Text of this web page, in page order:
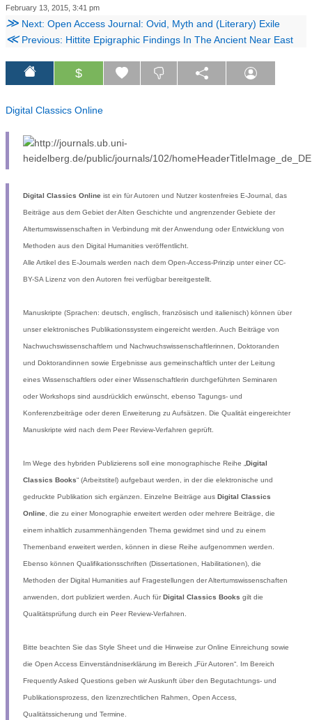
February 13, 2015, 3:41 pm
≫ Next: Open Access Journal: Ovid, Myth and (Literary) Exile
≪Previous: Hittite Epigraphic Findings In The Ancient Near East
$
Digital Classics Online
Digital Classics Online ist ein für Autoren und Nutzer kostenfreies E-Journal, das
Beiträge aus dem Gebiet der Alten Geschichte und angrenzender Gebiete der
Altertumswissenschaften in Verbindung mit der Anwendung oder Entwicklung von
Methoden aus den Digital Humanities veröffentlicht.
Alle Artikel des E-Journals werden nach dem Open-Access-Prinzip unter einer CC-
BY-SA Lizenz von den Autoren frei verfügbar bereitgestellt.
Manuskripte (Sprachen: deutsch, englisch, französisch und italienisch) können über
unser elektronisches Publikationssystem eingereicht werden. Auch Beiträge von
Nachwuchswissenschaftlern und Nachwuchswissenschaftlerinnen, Doktoranden
und Doktorandinnen sowie Ergebnisse aus gemeinschaftlich unter der Leitung
eines Wissenschaftlers oder einer Wissenschaftlerin durchgeführten Seminaren
oder Workshops sind ausdrücklich erwünscht, ebenso Tagungs- und
Konferenzbeiträge oder deren Erweiterung zu Aufsätzen. Die Qualität eingereichter
Manuskripte wird nach dem Peer Review-Verfahren geprüft.
Im Wege des hybriden Publizierens soll eine monographische Reihe „ Digital
Classics Books“ (Arbeitstitel) aufgebaut werden, in der die elektronische und
gedruckte Publikation sich ergänzen. Einzelne Beiträge aus Digital Classics
Online , die zu einer Monographie erweitert werden oder mehrere Beiträge, die
einem inhaltlich zusammenhängenden Thema gewidmet sind und zu einem
Themenband erweitert werden, können in diese Reihe aufgenommen werden.
Ebenso können Qualifikationsschriften (Dissertationen, Habilitationen), die
Methoden der Digital Humanities auf Fragestellungen der Altertumswissenschaften
anwenden, dort publiziert werden. Auch fürDigital Classics Books gilt die
Qualitätsprüfung durch ein Peer Review-Verfahren.
Bitte beachten Sie das Style Sheet und die Hinweise zur Online Einreichung sowie
die Open Access Einverständniserklärung im Bereich „Für Autoren“. Im Bereich
Frequently Asked Questions geben wir Auskunft über den Begutachtungs- und
Publikationsprozess, den lizenzrechtlichen Rahmen, Open Access,
Qualitätssicherung und Termine.